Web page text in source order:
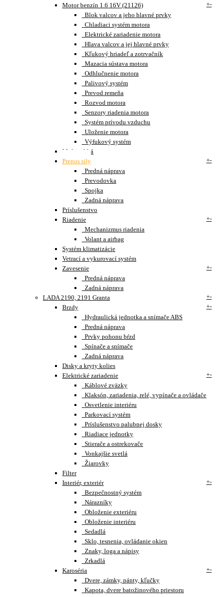
Motor benzín 1.6 16V (21126)
+-
Blok valcov a jeho hlavné prvky
Chladiaci systém motora
Elektrické zariadenie motora
Hlava valcov a jej hlavné prvky
Kľukový hriadeľ a zotrvačník
Mazacia sústava motora
Odhlučnenie motora
Palivový systém
Prevod remeňa
Rozvod motora
Senzory riadenia motora
Systém prívodu vzduchu
Uloženie motora
Výfukový systém
Multimédiá
Prenos sily
+-
Predná náprava
Prevodovka
Spojka
Zadná náprava
Príslušenstvo
Riadenie
+-
Mechanizmus riadenia
Volant a airbag
Systém klimatizácie
Vetrací a vykurovací systém
Zavesenie
+-
Predná náprava
Zadná náprava
LADA 2190, 2191 Granta
+-
Brzdy
+-
Hydraulická jednotka a snímače ABS
Predná náprava
Prvky pohonu bŕzd
Spínače a snímače
Zadná náprava
Disky a kryty kolies
Elektrické zariadenie
+-
Káblové zväzky
Klaksón, zariadenia, relé, vypínače a ovládače
Osvetlenie interiéru
Parkovací systém
Príslušenstvo palubnej dosky
Riadiace jednotky
Stierače a ostrekovače
Vonkajšie svetlá
Žiarovky
Filter
Interiér, exteriér
+-
Bezpečnostný systém
Nárazníky
Obloženie exteriéru
Obloženie interiéru
Sedadlá
Sklo, tesnenia, ovládanie okien
Znaky, loga a nápisy
Zrkadlá
Karoséria
+-
Dvere, zámky, pánty, kľučky
Kapota, dvere batožinového priestoru